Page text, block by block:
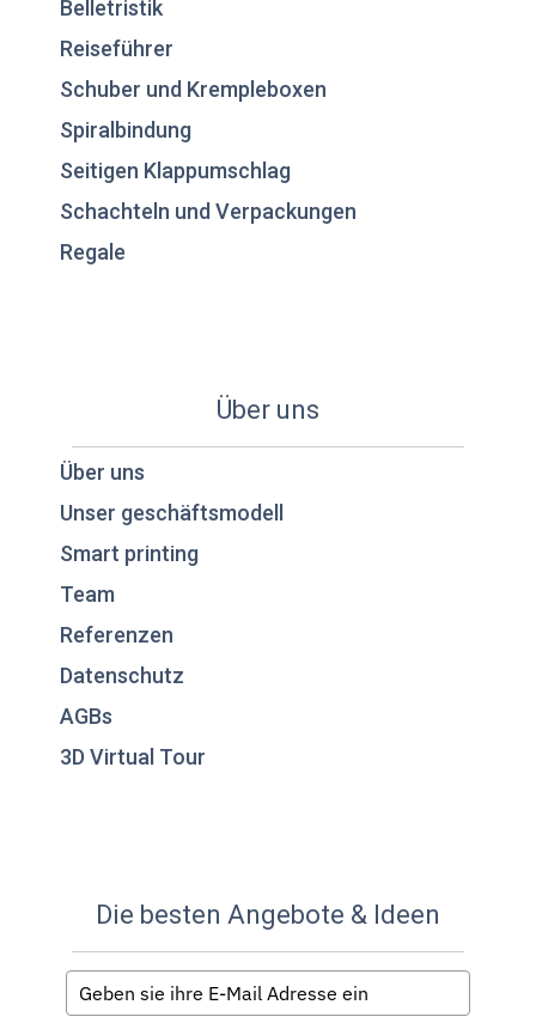
Belletristik
Reiseführer
Schuber und Krempleboxen
Spiralbindung
Seitigen Klappumschlag
Schachteln und Verpackungen
Regale
Über uns
Über uns
Unser geschäftsmodell
Smart printing
Team
Referenzen
Datenschutz
AGBs
3D Virtual Tour
Die besten Angebote & Ideen